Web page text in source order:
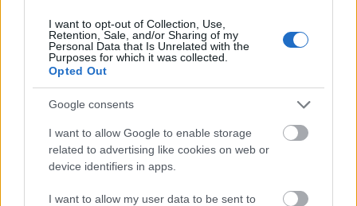
I want to opt-out of Collection, Use,
Retention, Sale, and/or Sharing of my
Personal Data that Is Unrelated with the
Purposes for which it was collected.
Opted Out
Google consents
I want to allow Google to enable storage
related to advertising like cookies on web or
device identifiers in apps.
I want to allow my user data to be sent to
buzdít minden lányt, ahogy álljanak ki magukért, ne
engedjék, hogy a külsőségek elnyomják a belső
értékeiket!